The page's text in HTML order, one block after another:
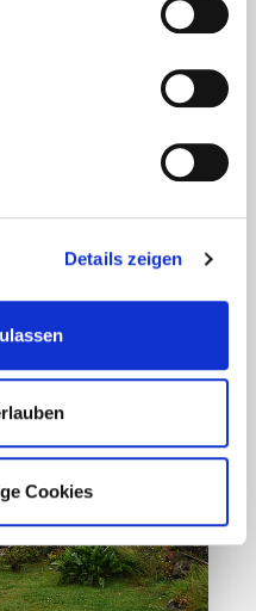
Details zeigen
Cookies
aus dem